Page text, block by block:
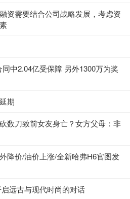
资需要结合公司战略发展，考虑资
中2.04亿受保障 另外1300万为奖
期
数刀致前女友身亡？女方父母：非
降价/油价上涨/全新哈弗H6官图发
远古与现代时尚的对话